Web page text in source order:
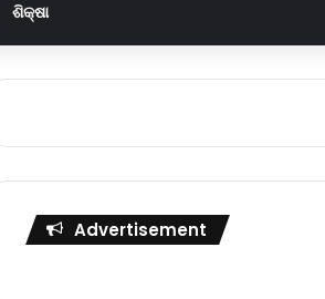
ଶିକ୍ଷା
Advertisement